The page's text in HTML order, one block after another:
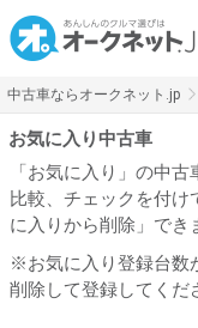
中古車ならオークネット.jp
お気に入り中古車
「お気に入り」の中
比較、チェックを付
に入りから削除」でき
※お気に入り登録台数
削除して登録してくだ